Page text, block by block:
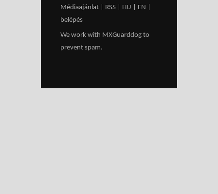
Médiaajánlat
RSS HU EN
belépés
We work with MXGuarddog to
prevent spam.